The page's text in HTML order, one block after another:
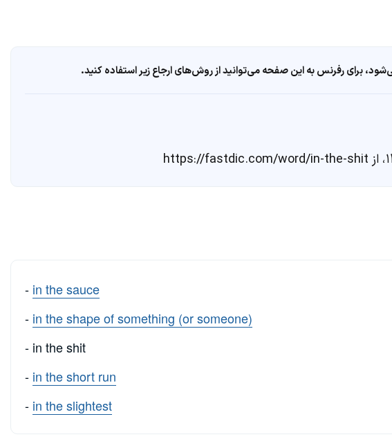
برای رفرنس به این صفحه می‌توانید از روش‌های ارجاع زیر استفاده کنید.
- in the sauce
- in the shape of something (or someone)
- in the shit
- in the short run
- in the slightest